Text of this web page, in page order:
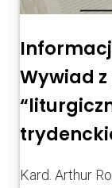
Wywiad
Kard. Arthur